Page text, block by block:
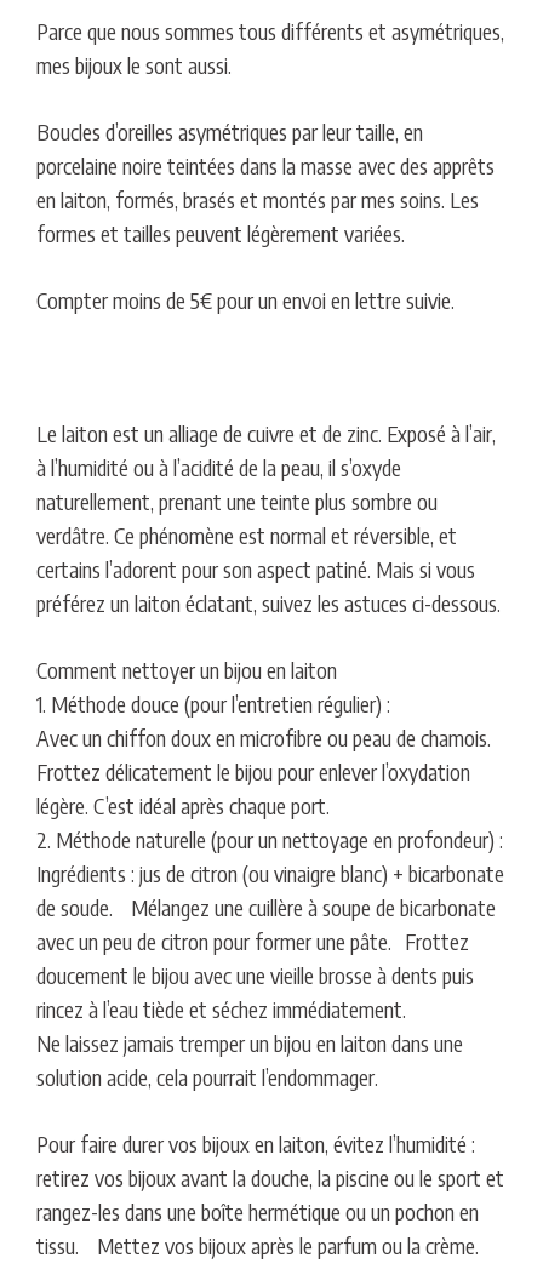
Parce que nous sommes tous différents et asymétriques,
mes bijoux le sont aussi.
Boucles d’oreilles asymétriques par leur taille, en
porcelaine noire teintées dans la masse avec des apprêts
en laiton, formés, brasés et montés par mes soins. Les
formes et tailles peuvent légèrement variées.
Compter moins de 5€ pour un envoi en lettre suivie.
Le laiton est un alliage de cuivre et de zinc. Exposé à l’air,
à l’humidité ou à l’acidité de la peau, il s’oxyde
naturellement, prenant une teinte plus sombre ou
verdâtre. Ce phénomène est normal et réversible, et
certains l’adorent pour son aspect patiné. Mais si vous
préférez un laiton éclatant, suivez les astuces ci-dessous.
Comment nettoyer un bijou en laiton
1. Méthode douce (pour l’entretien régulier) :
Avec un chiffon doux en microfibre ou peau de chamois.
Frottez délicatement le bijou pour enlever l’oxydation
légère. C’est idéal après chaque port.
2. Méthode naturelle (pour un nettoyage en profondeur) :
Ingrédients : jus de citron (ou vinaigre blanc) + bicarbonate
de soude. Mélangez une cuillère à soupe de bicarbonate
avec un peu de citron pour former une pâte. Frottez
doucement le bijou avec une vieille brosse à dents puis
rincez à l’eau tiède et séchez immédiatement.
Ne laissez jamais tremper un bijou en laiton dans une
solution acide, cela pourrait l’endommager.
Pour faire durer vos bijoux en laiton, évitez l’humidité :
retirez vos bijoux avant la douche, la piscine ou le sport et
rangez-les dans une boîte hermétique ou un pochon en
tissu. Mettez vos bijoux après le parfum ou la crème.